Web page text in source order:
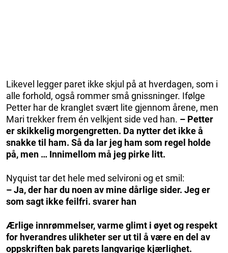
Likevel legger paret ikke skjul på at hverdagen, som i
alle forhold, også rommer små gnissninger. Ifølge
Petter har de kranglet svært lite gjennom årene, men
Mari trekker frem én velkjent side ved han. – Petter
er skikkelig morgengretten. Da nytter det ikke å
snakke til ham. Så da lar jeg ham som regel holde
på, men … Innimellom må jeg pirke litt.
Nyquist tar det hele med selvironi og et smil:
– Ja, der har du noen av mine dårlige sider. Jeg er
som sagt ikke feilfri. svarer han
Ærlige innrømmelser, varme glimt i øyet og respekt
for hverandres ulikheter ser ut til å være en del av
oppskriften bak parets langvarige kjærlighet.